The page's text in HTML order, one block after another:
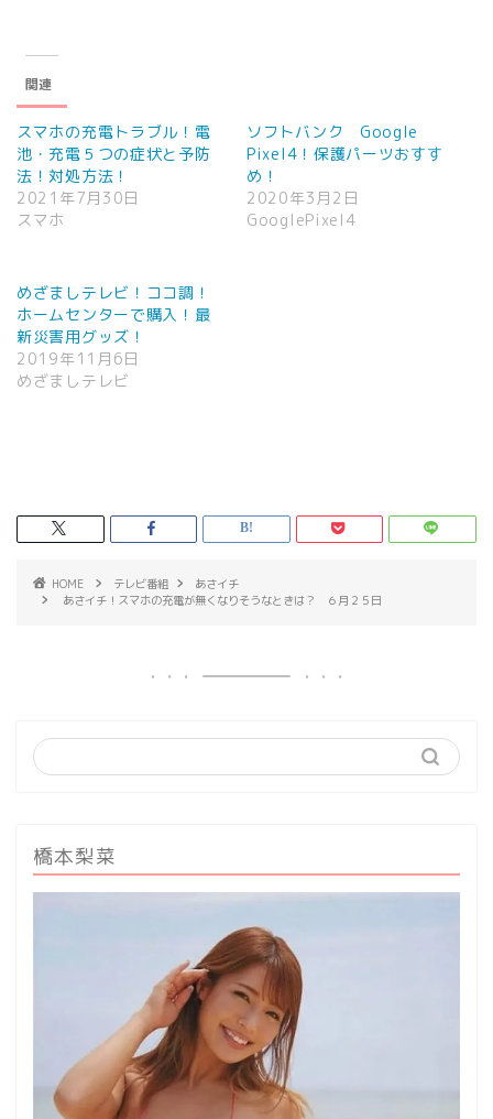
関連
スマホの充電トラブル！電
池・充電５つの症状と予防
法！対処方法！
2021年7月30日
スマホ
ソフトバンク Google
Pixel4！保護パーツおすす
め！
2020年3月2日
GooglePixel4
めざましテレビ！ココ調！
ホームセンターで購入！最
新災害用グッズ！
2019年11月6日
めざましテレビ
HOME テレビ番組
あさイチ
あさイチ！スマホの充電が無くなりそうなときは？ ６月２５日
橋本梨菜